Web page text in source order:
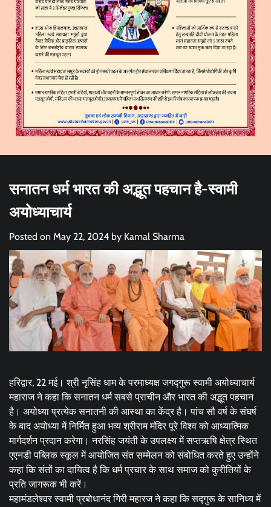
सनातन धर्म भारत की अद्भूत पहचान है-स्वामी
अयोध्याचार्य
Posted on May 22, 2024 by Kamal Sharma
हरिद्वार, 22 मई। श्री नृसिंह धाम के परमाध्यक्ष जगद्गुरू स्वामी अयोध्याचार्य
महाराज ने कहा कि सनातन धर्म सबसे प्राचीन और भारत की अद्भूत पहचान
है। अयोध्या प्रत्येक सनातनी की आस्था का केंद्र है। पांच सौ वर्ष के संघर्ष
के बाद अयोध्या में निर्मित हुआ भव्य श्रीराम मंदिर पूरे विश्व को आध्यात्मिक
मार्गदर्शन प्रदान करेगा। नरसिंह जयंती के उपलक्ष्य में सप्तऋषि क्षेत्र स्थित
एएनडी पब्लिक स्कूल में आयोजित संत सम्मेलन को संबोधित करते हुए उन्होंने
कहा कि संतों का दायित्व है कि धर्म प्रचार के साथ समाज को कुरीतियों के
प्रति जागरूक भी करें।
महामंडलेश्वर स्वामी प्रबोधानंद गिरी महारज ने कहा कि सद्गुरू के सानिध्य में